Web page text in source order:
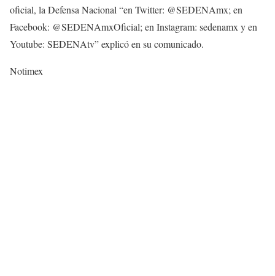
oficial, la Defensa Nacional “en Twitter: @SEDENAmx; en
Facebook: @SEDENAmxOficial; en Instagram: sedenamx y en
Youtube: SEDENAtv” explicó en su comunicado.
Notimex